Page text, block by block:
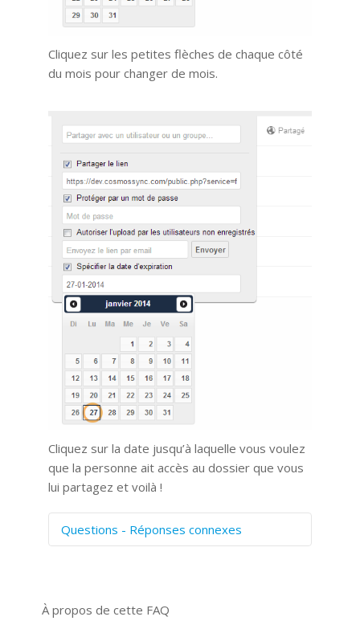
Cliquez sur les petites flèches de chaque côté
du mois pour changer de mois.
Cliquez sur la date jusqu’à laquelle vous voulez
que la personne ait accès au dossier que vous
lui partagez et voilà !
Questions - Réponses connexes
Prise de vue 360°
À propos de cette FAQ